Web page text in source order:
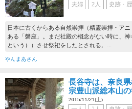
夫婦 2人 史跡・
日本に古くからある自然崇拝（精霊崇拝・ア
ある「磐座」。まだ社殿の概念がない時に、
という））させ祭祀をしたとされる。...
やんまあさん
長谷寺は、奈良
宗豊山派総本山の
2015/11/21(土)